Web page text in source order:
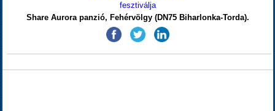
fesztiválja
Share Aurora panzió, Fehérvölgy (DN75 Biharlonka-Torda).